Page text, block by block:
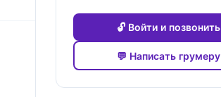
🔓 Войти и позвонить
💬 Написать грумеру